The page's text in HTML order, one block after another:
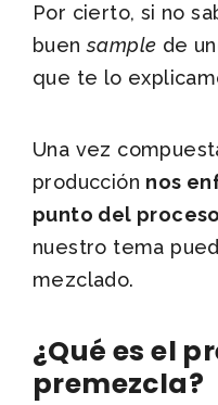
Por cierto, si no
buensample de
que te lo
Una vez
producción nos
punto del
nuestro tema
mezclado.
¿Qué es el
premezcla?